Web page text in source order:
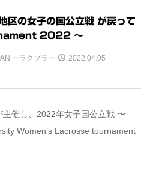
区の女子の国公立戦 が戻って
2022 〜
ーラクプラー 2022.04.05
催し、2022年女子国公立戦 〜
Women’s Lacrosse tournament